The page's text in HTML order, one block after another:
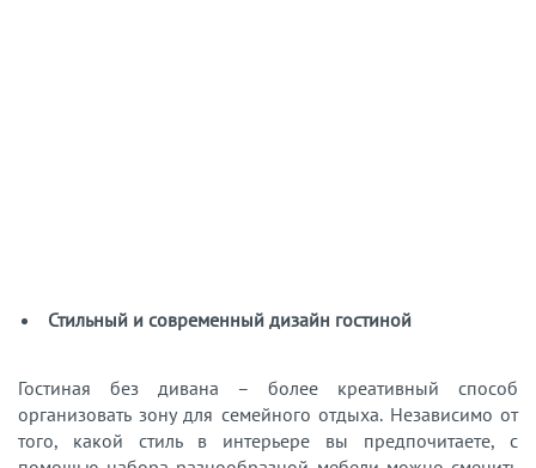
Стильный и современный дизайн гостиной
Гостиная без дивана – более креативный способ
организовать зону для семейного отдыха. Независимо от
того, какой стиль в интерьере вы предпочитаете, с